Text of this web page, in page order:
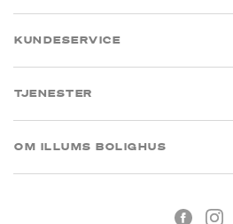
KUNDESERVICE
TJENESTER
OM ILLUMS BOLIGHUS